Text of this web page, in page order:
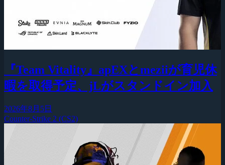
『Team Vitality』apEXとmeziiが育児休
暇を取得予定、jLがスタンドイン加入
2026年8月5日
Counter-Strike 2 (CS2)